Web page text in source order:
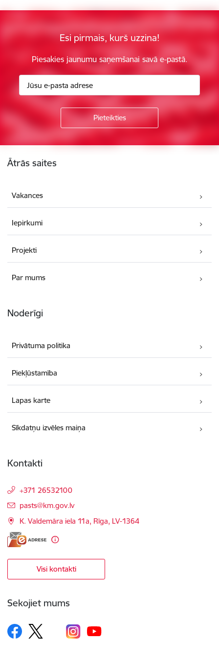
Esi pirmais, kurš uzzina!
Piesakies jaunumu saņemšanai savā e-pastā.
Ātrās saites
Vakances
Iepirkumi
Projekti
Par mums
Noderīgi
Privātuma politika
Piekļūstamība
Lapas karte
Sīkdatņu izvēles maiņa
Kontakti
+371 26532100
E-pasts:
pasts@km.gov.lv
K. Valdemāra iela 11a, Rīga, LV-1364
Visi kontakti
Sekojiet mums